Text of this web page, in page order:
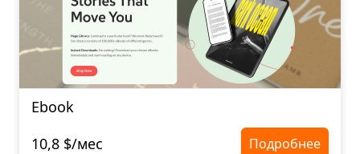
Ebook
10,8 $/мес
Подробнее